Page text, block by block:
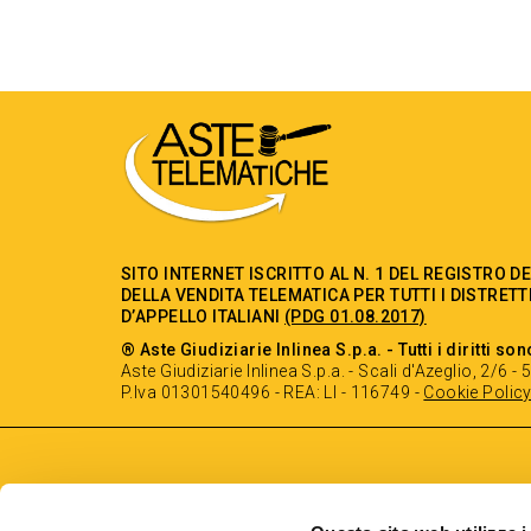
SITO INTERNET ISCRITTO AL N. 1 DEL REGISTRO
DELLA VENDITA TELEMATICA PER TUTTI I
D’APPELLO ITALIANI (PDG 01.08.2017)
® Aste Giudiziarie Inlinea S.p.a. - Tutti i diritti
Aste Giudiziarie Inlinea S.p.a. - Scali d'Azeglio, 2/6 -
P.Iva 01301540496 - REA: LI - 116749 - Cookie Policy